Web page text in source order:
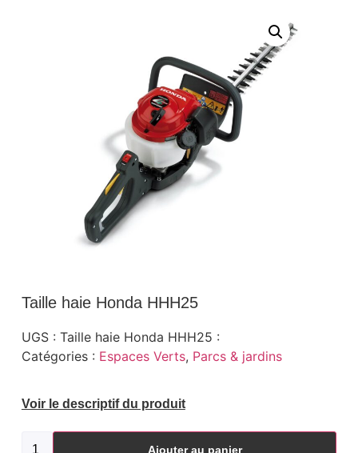
Taille haie Honda HHH25
UGS : Taille haie Honda HHH25 :
Catégories : Espaces Verts, Parcs & jardins
Voir le descriptif du produit
Ajouter au panier